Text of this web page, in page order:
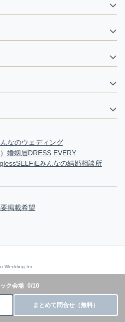
ク会場 0/10
まとめて問合せ（無料）
なのウェディング
婚姻届DRESS EVERY
SELFiEみんなの結婚相談所
掲載希望
Wedding Inc.